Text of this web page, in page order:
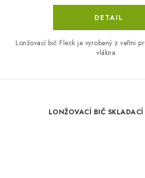
DETAIL
Lonžovací bič Fleck je vyrobený z veľmi
vlákna.
LONŽOVACÍ BIČ SKLADACÍ